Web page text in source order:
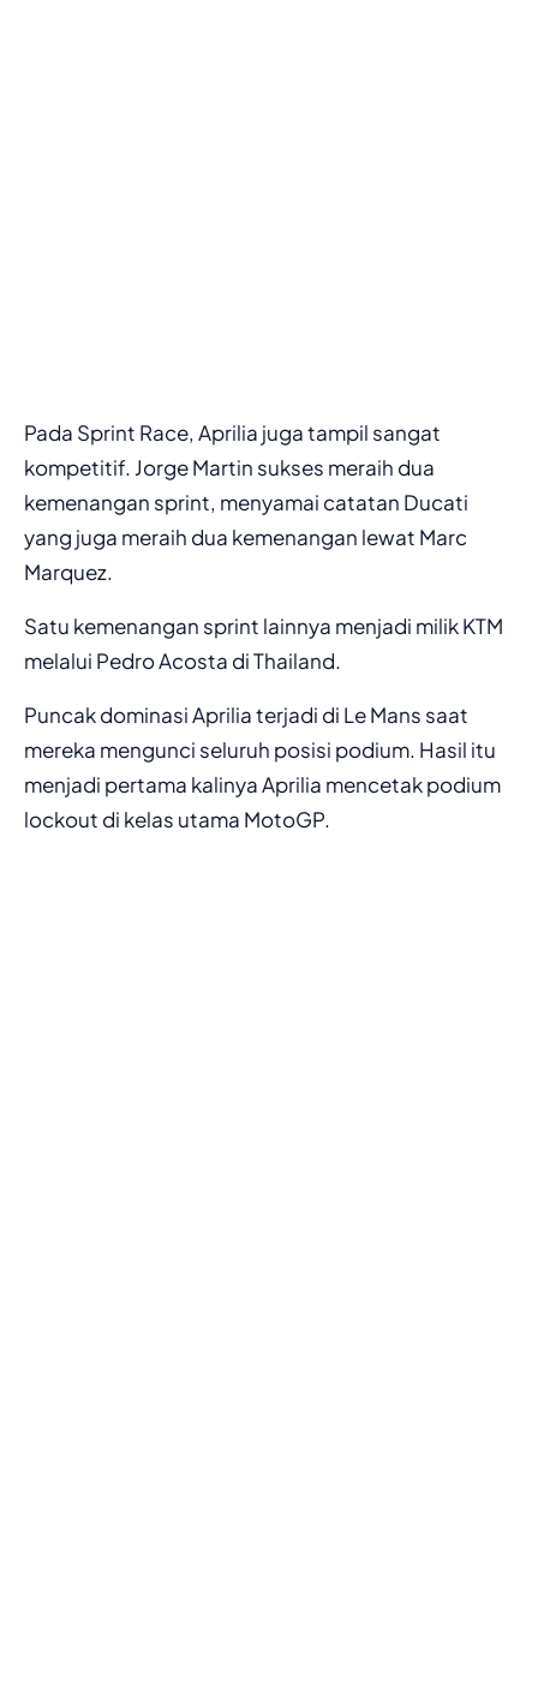
Pada Sprint Race, Aprilia juga tampil sangat
kompetitif. Jorge Martin sukses meraih dua
kemenangan sprint, menyamai catatan Ducati
yang juga meraih dua kemenangan lewat Marc
Marquez.
Satu kemenangan sprint lainnya menjadi milik KTM
melalui Pedro Acosta di Thailand.
Puncak dominasi Aprilia terjadi di Le Mans saat
mereka mengunci seluruh posisi podium. Hasil itu
menjadi pertama kalinya Aprilia mencetak podium
lockout di kelas utama MotoGP.